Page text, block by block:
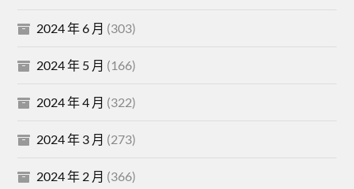
2024 年 6 月 (303)
2024 年 5 月 (166)
2024 年 4 月 (322)
2024 年 3 月 (273)
2024 年 2 月 (366)